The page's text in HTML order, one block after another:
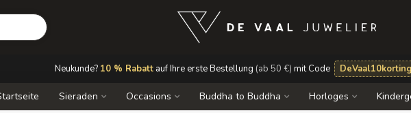
Neukunde? 10 % Rabattauf Ihre erste Bestellung (ab 50 €) mit Code DeVaal10korting
Sieraden Occasions Buddha to Buddha Horloges